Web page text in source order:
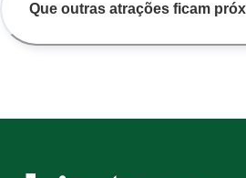
Que outras atrações ficam